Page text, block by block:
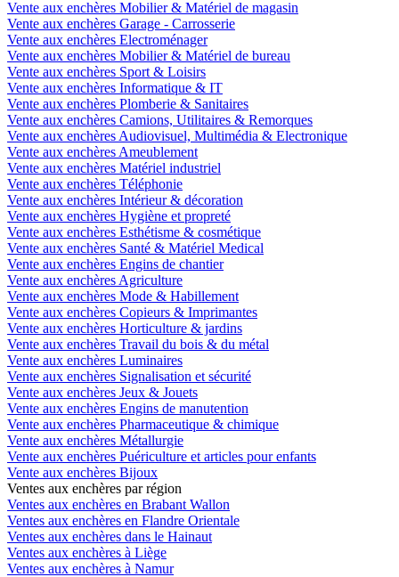
Vente aux enchères Mobilier & Matériel de magasin
Vente aux enchères Garage - Carrosserie
Vente aux enchères Electroménager
Vente aux enchères Mobilier & Matériel de bureau
Vente aux enchères Sport & Loisirs
Vente aux enchères Informatique & IT
Vente aux enchères Plomberie & Sanitaires
Vente aux enchères Camions, Utilitaires & Remorques
Vente aux enchères Audiovisuel, Multimédia & Electronique
Vente aux enchères Ameublement
Vente aux enchères Matériel industriel
Vente aux enchères Téléphonie
Vente aux enchères Intérieur & décoration
Vente aux enchères Hygiène et propreté
Vente aux enchères Esthétisme & cosmétique
Vente aux enchères Santé & Matériel Medical
Vente aux enchères Engins de chantier
Vente aux enchères Agriculture
Vente aux enchères Mode & Habillement
Vente aux enchères Copieurs & Imprimantes
Vente aux enchères Horticulture & jardins
Vente aux enchères Travail du bois & du métal
Vente aux enchères Luminaires
Vente aux enchères Signalisation et sécurité
Vente aux enchères Jeux & Jouets
Vente aux enchères Engins de manutention
Vente aux enchères Pharmaceutique & chimique
Vente aux enchères Métallurgie
Vente aux enchères Puériculture et articles pour enfants
Vente aux enchères Bijoux
Ventes aux enchères par région
Ventes aux enchères en Brabant Wallon
Ventes aux enchères en Flandre Orientale
Ventes aux enchères dans le Hainaut
Ventes aux enchères à Liège
Ventes aux enchères à Namur